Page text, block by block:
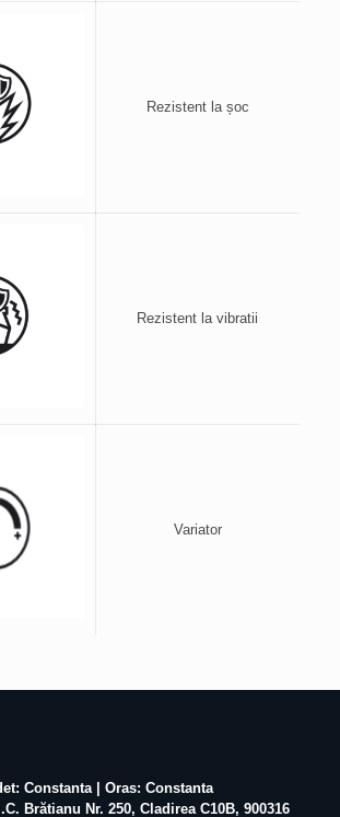
Rezistent la șoc
Rezistent la vibratii
Variator
Constanta | Oras: Constanta
Brătianu Nr. 250, Cladirea C10B, 900316